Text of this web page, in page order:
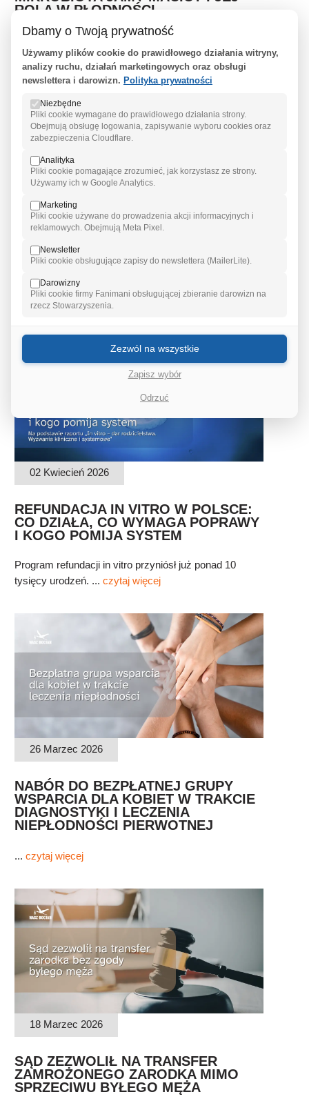
ROLA W PŁODNOŚCI
Mikrobiota jamy macicy i jej rola w płodności - co warto
wiedzieć o równowadz ...czytaj więcej
15 Kwiecień 2026
PETYCJA ZŁOŻONA! DZIAŁAMY
czytaj więcej
02 Kwiecień 2026
REFUNDACJA IN VITRO W POLSCE:
CO DZIAŁA, CO WYMAGA POPRAWY
I KOGO POMIJA SYSTEM
Program refundacji in vitro przyniósł już ponad 10
tysięcy urodzeń. ... czytaj więcej
26 Marzec 2026
NABÓR DO BEZPŁATNEJ GRUPY
WSPARCIA DLA KOBIET W TRAKCIE
DIAGNOSTYKI I LECZENIA
NIEPŁODNOŚCI PIERWOTNEJ
... czytaj więcej
18 Marzec 2026
SĄD ZEZWOLIŁ NA TRANSFER
ZAMROŻONEGO ZARODKA MIMO
SPRZECIWU BYŁEGO MĘŻA
Dbamy o Twoją prywatność
Używamy plików cookie do prawidłowego działania witryny,
analizy ruchu, działań marketingowych oraz obsługi
newslettera i darowizn. Polityka prywatności
Niezbędne
Pliki cookie wymagane do prawidłowego działania strony.
Obejmują obsługę logowania, zapisywanie wyboru cookies oraz
zabezpieczenia Cloudflare.
Analityka
Pliki cookie pomagające zrozumieć, jak korzystasz ze strony.
Używamy ich w Google Analytics.
Marketing
Pliki cookie używane do prowadzenia akcji informacyjnych i
reklamowych. Obejmują Meta Pixel.
Newsletter
Pliki cookie obsługujące zapisy do newslettera (MailerLite).
Darowizny
Pliki cookie firmy Fanimani obsługującej zbieranie darowizn na
rzecz Stowarzyszenia.
Odrzuć
Zapisz wybór
Zezwól na wszystkie